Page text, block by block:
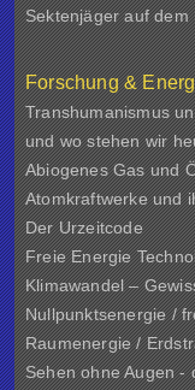
Sektenjäger auf dem
Forschung &
Transhumanismus
und wo stehen wir
Abiogenes Gas und
Atomkraftwerke und
Der Urzeitcode
Freie Energie
Klimawandel –
Nullpunktsenergie /
Raumenergie /
Sehen ohne Augen -